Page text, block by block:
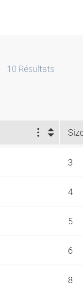
10 Résultats
3
4
5
6
8